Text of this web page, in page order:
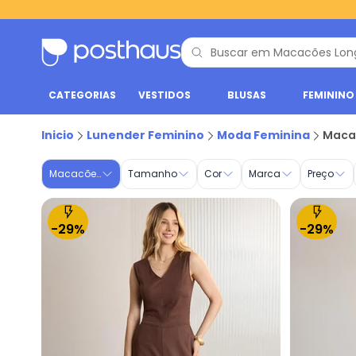
CATEGORIAS VESTIDOS BLUSAS FEMININO
Inicio Lunender Feminino Moda Feminina
Macacões LongosTamanho Cor Marca Preço
-29% -29%